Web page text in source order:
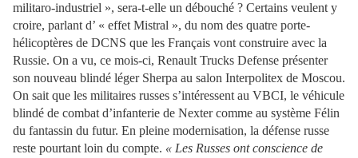
militaro-industriel », sera-t-elle un débouché ? Certains veulent y
croire, parlant d’ « effet Mistral », du nom des quatre porte-
hélicoptères de DCNS que les Français vont construire avec la
Russie. On a vu, ce mois-ci, Renault Trucks Defense présenter
son nouveau blindé léger Sherpa au salon Interpolitex de Moscou.
On sait que les militaires russes s’intéressent au VBCI, le véhicule
blindé de combat d’infanterie de Nexter comme au système Félin
du fantassin du futur. En pleine modernisation, la défense russe
reste pourtant loin du compte. « Les Russes ont conscience de